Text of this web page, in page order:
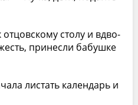
столу и вдво­
принесли бабушке
листать календарь и